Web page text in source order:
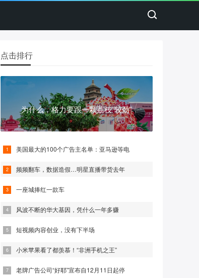
点击排行
为什么，格力要跟一颗荔枝“较劲”
美国最大的100个广告主名单：亚马逊等电
频频翻车，数据造假…明星直播带货去年
一座城捧红一款车
风波不断的华大基因，凭什么一年多赚
短视频内容创业，没有下半场
小米苹果看了都羡慕！“非洲手机之王”
老牌广告公司“好耶”宣布自12月11日起停